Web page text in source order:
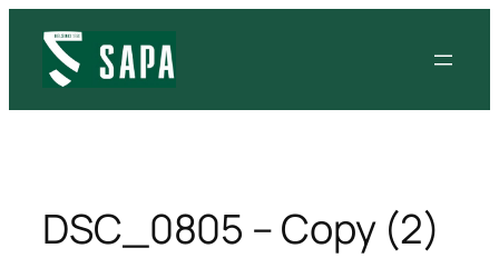
sisältöön
DSC_0805 – Copy (2)